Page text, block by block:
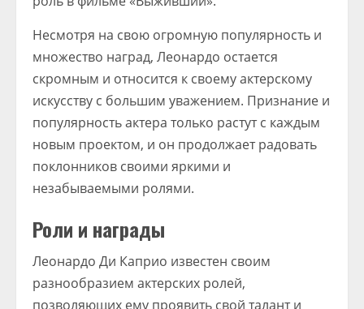
Несмотря на свою огромную популярность и
множество наград, Леонардо остается
скромным и относится к своему актерскому
искусству с большим уважением. Признание и
популярность актера только растут с каждым
новым проектом, и он продолжает радовать
поклонников своими яркими и
незабываемыми ролями.
Роли и награды
Леонардо Ди Каприо известен своим
разнообразием актерских ролей,
позволяющих ему проявить свой талант и